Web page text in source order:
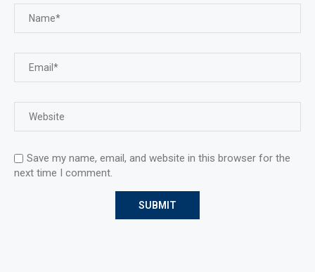
Save my name, email, and website in this browser for the
next time I comment.